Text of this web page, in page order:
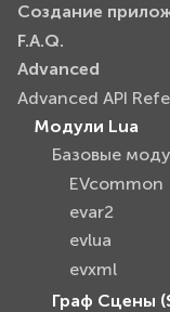
Создание
F.A.Q.
Advanced
Advanced API
Модули Lua
Базовые
EVcommon
evar2
evlua
evxml
Граф Сцены